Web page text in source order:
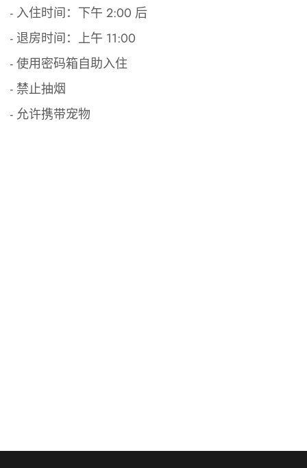
- 入住时间：下午 2:00 后
- 退房时间：上午 11:00
- 使用密码箱自助入住
- 禁止抽烟
- 允许携带宠物